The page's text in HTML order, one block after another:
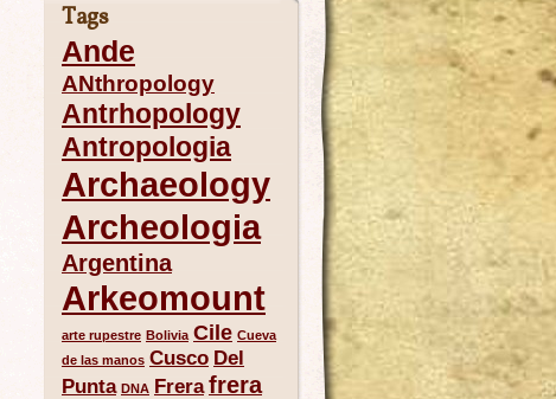
Tags
Ande
ANthropology
Antrhopology
Antropologia
Archaeology
Archeologia
Argentina
Arkeomount
arte rupestre Bolivia Cile Cueva
de las manos Cusco Del
Punta DNA Frera frera